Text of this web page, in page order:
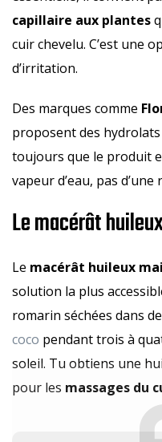
capillaire aux plantes
cuir chevelu. C’est une
d’irritation.
Des marques comme
proposent des
toujours que le produit
vapeur d’eau, pas
Le macérât
Le macérât huileux
solution la plus
romarin séchées dans de
coco pendant trois à
soleil. Tu obtiens une
pour les massages du